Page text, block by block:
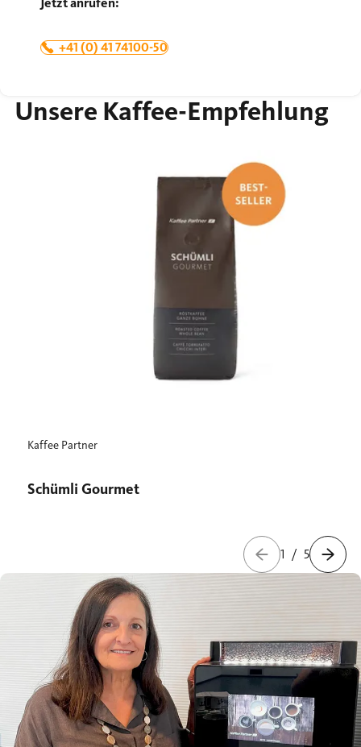
Jetzt anrufen:
+41 (0) 41 74100-50
Unsere Kaffee-Empfehlung
1 / 5
Kaffee Partner
Schümli Gourmet